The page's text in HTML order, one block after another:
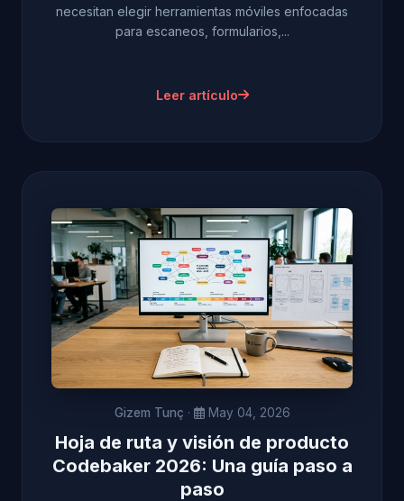
necesitan elegir herramientas móviles enfocadas
para escaneos, formularios,...
Leer artículo
Gizem Tunç · May 04, 2026
Hoja de ruta y visión de producto
Codebaker 2026: Una guía paso a
paso